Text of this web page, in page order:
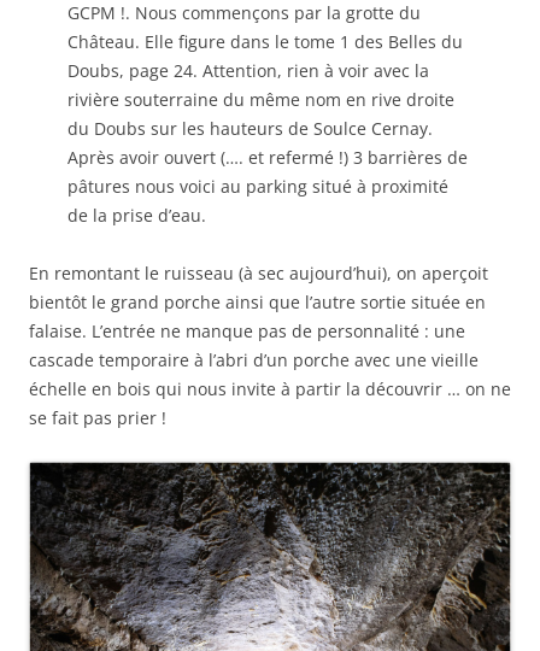
GCPM !. Nous commençons par la grotte du
Château. Elle figure dans le tome 1 des Belles du
Doubs, page 24. Attention, rien à voir avec la
rivière souterraine du même nom en rive droite
du Doubs sur les hauteurs de Soulce Cernay.
Après avoir ouvert (…. et refermé !) 3 barrières de
pâtures nous voici au parking situé à proximité
de la prise d’eau.
En remontant le ruisseau (à sec aujourd’hui), on aperçoit
bientôt le grand porche ainsi que l’autre sortie située en
falaise. L’entrée ne manque pas de personnalité : une
cascade temporaire à l’abri d’un porche avec une vieille
échelle en bois qui nous invite à partir la découvrir … on ne
se fait pas prier !